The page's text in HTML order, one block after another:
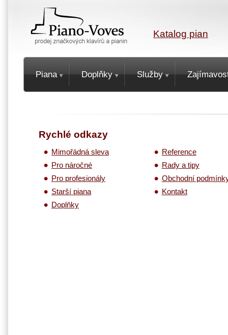
Katalog pian
Piana Doplňky Služby
Rychlé odkazy
Mimořádná sleva
Pro náročné
Pro profesionály
Starší piana
Doplňky
Reference
Rady a tipy
Obchodní
Kontakt